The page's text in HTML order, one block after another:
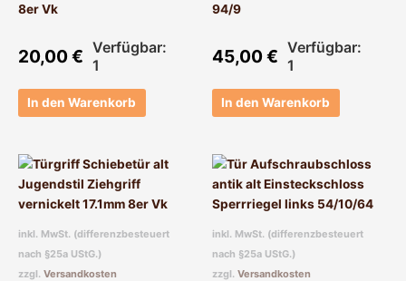
8er Vk
20,00€ Verfügbar:
1
In den Warenkorb
94/9
45,00€ Verfügbar:
1
In den Warenkorb
inkl. MwSt. (differenzbesteuert
nach §25a UStG.)
zzgl. Versandkosten
inkl. MwSt. (differenzbesteuert
nach §25a UStG.)
zzgl. Versandkosten